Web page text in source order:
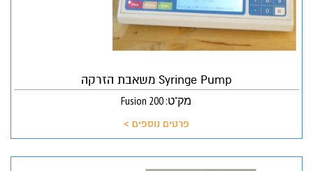
Syringe Pump משאבת הזרקה
מק"ט: Fusion 200
פרטים נוספים >